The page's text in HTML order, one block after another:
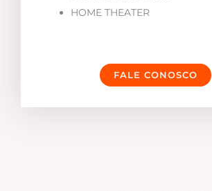
HOME THEATER
FALE CONOSCO